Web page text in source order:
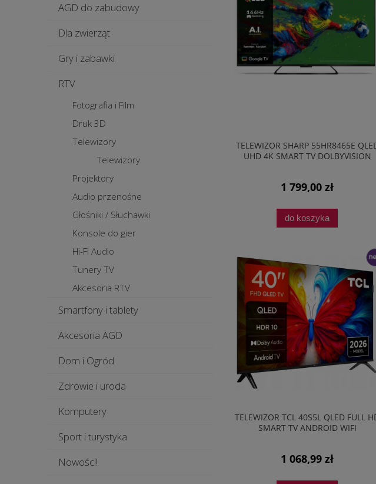
AGD do zabudowy
Dla zwierząt
Gry i zabawki
RTV
Fotografia i Film
Druk 3D
Telewizory
Telewizory
Projektory
Audio przenośne
Głośniki / Słuchawki
Konsole do gier
Hi-Fi Audio
Tunery TV
Akcesoria RTV
Smartfony i tablety
Akcesoria AGD
Dom i Ogród
Zdrowie i uroda
Komputery
Sport i turystyka
Nowości!
TELEWIZOR SHARP 55HR8465E
UHD 4K SMART TV DOLBYVISION
1 799,00 zł
do koszyka
TELEWIZOR TCL 40S5L QLED FULL
SMART TV ANDROID WIFI
1 068,99 zł